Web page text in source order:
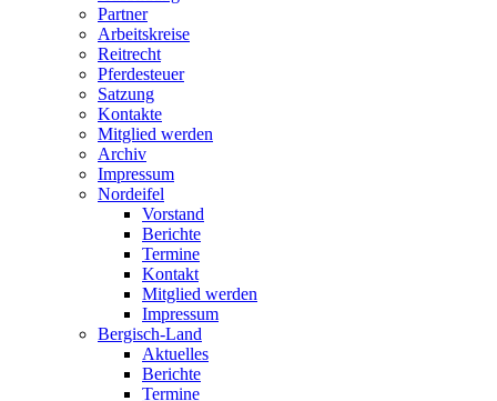
Partner
Arbeitskreise
Reitrecht
Pferdesteuer
Satzung
Kontakte
Mitglied werden
Archiv
Impressum
Nordeifel
Vorstand
Berichte
Termine
Kontakt
Mitglied werden
Impressum
Bergisch-Land
Aktuelles
Berichte
Termine